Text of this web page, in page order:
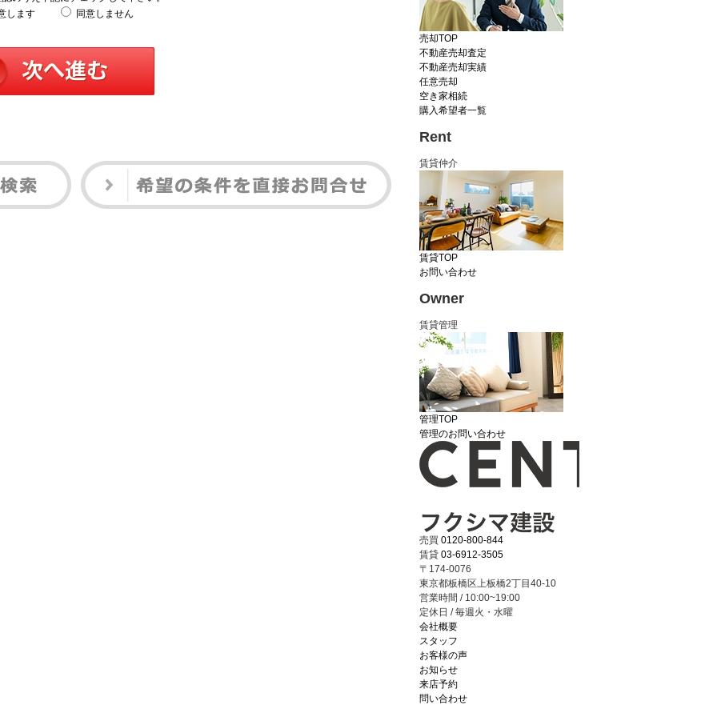
します
同意しません
売却TOP
不動産売却査定
不動産売却実績
任意売却
空き家相続
購入希望者一覧
Rent
賃貸仲介
賃貸TOP
お問い合わせ
Owner
賃貸管理
管理TOP
管理のお問い合わせ
売買 0120-800-844
賃貸 03-6912-3505
〒174-0076
東京都板橋区上板橋2丁目40-10
営業時間 / 10:00~19:00
定休日 / 毎週火・水曜
会社概要
スタッフ
お客様の声
お知らせ
来店予約
問い合わせ